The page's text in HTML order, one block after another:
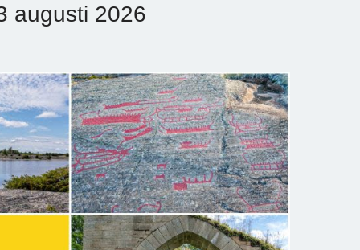
augusti 2026